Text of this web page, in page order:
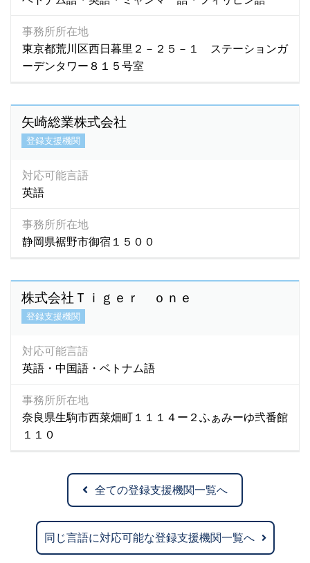
事務所所在地
東京都荒川区西日暮里２－２５－１ ステーションガ
ーデンタワー８１５号室
矢崎総業株式会社
登録支援機関
対応可能言語
英語
事務所所在地
静岡県裾野市御宿１５００
株式会社Ｔｉｇｅｒ ｏｎｅ
登録支援機関
対応可能言語
英語・中国語・ベトナム語
事務所所在地
奈良県生駒市西菜畑町１１１４ー２ふぁみーゆ弐番館
１１０
全ての登録支援機関一覧へ
同じ言語に対応可能な登録支援機関一覧へ